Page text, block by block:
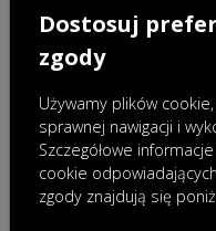
Dostosuj
zgody
Używamy plików
sprawnej nawigacji i
Szczegółowe
cookie
zgody znajdują się